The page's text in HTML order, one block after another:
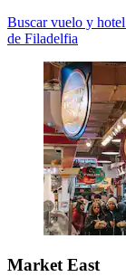
Buscar vuelo y
de Filadelfia
Market East